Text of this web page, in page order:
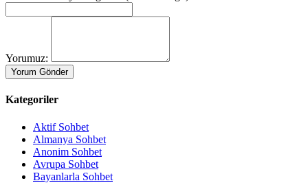
Yorumuz:
Kategoriler
Aktif Sohbet
Almanya Sohbet
Anonim Sohbet
Avrupa Sohbet
Bayanlarla Sohbet